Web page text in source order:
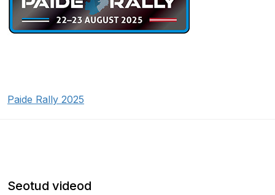
Paide Rally 2025
Seotud videod